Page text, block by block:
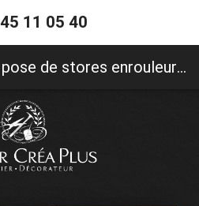
11 05 40
Réalisation et pose de stores enrouleurs sur mesure